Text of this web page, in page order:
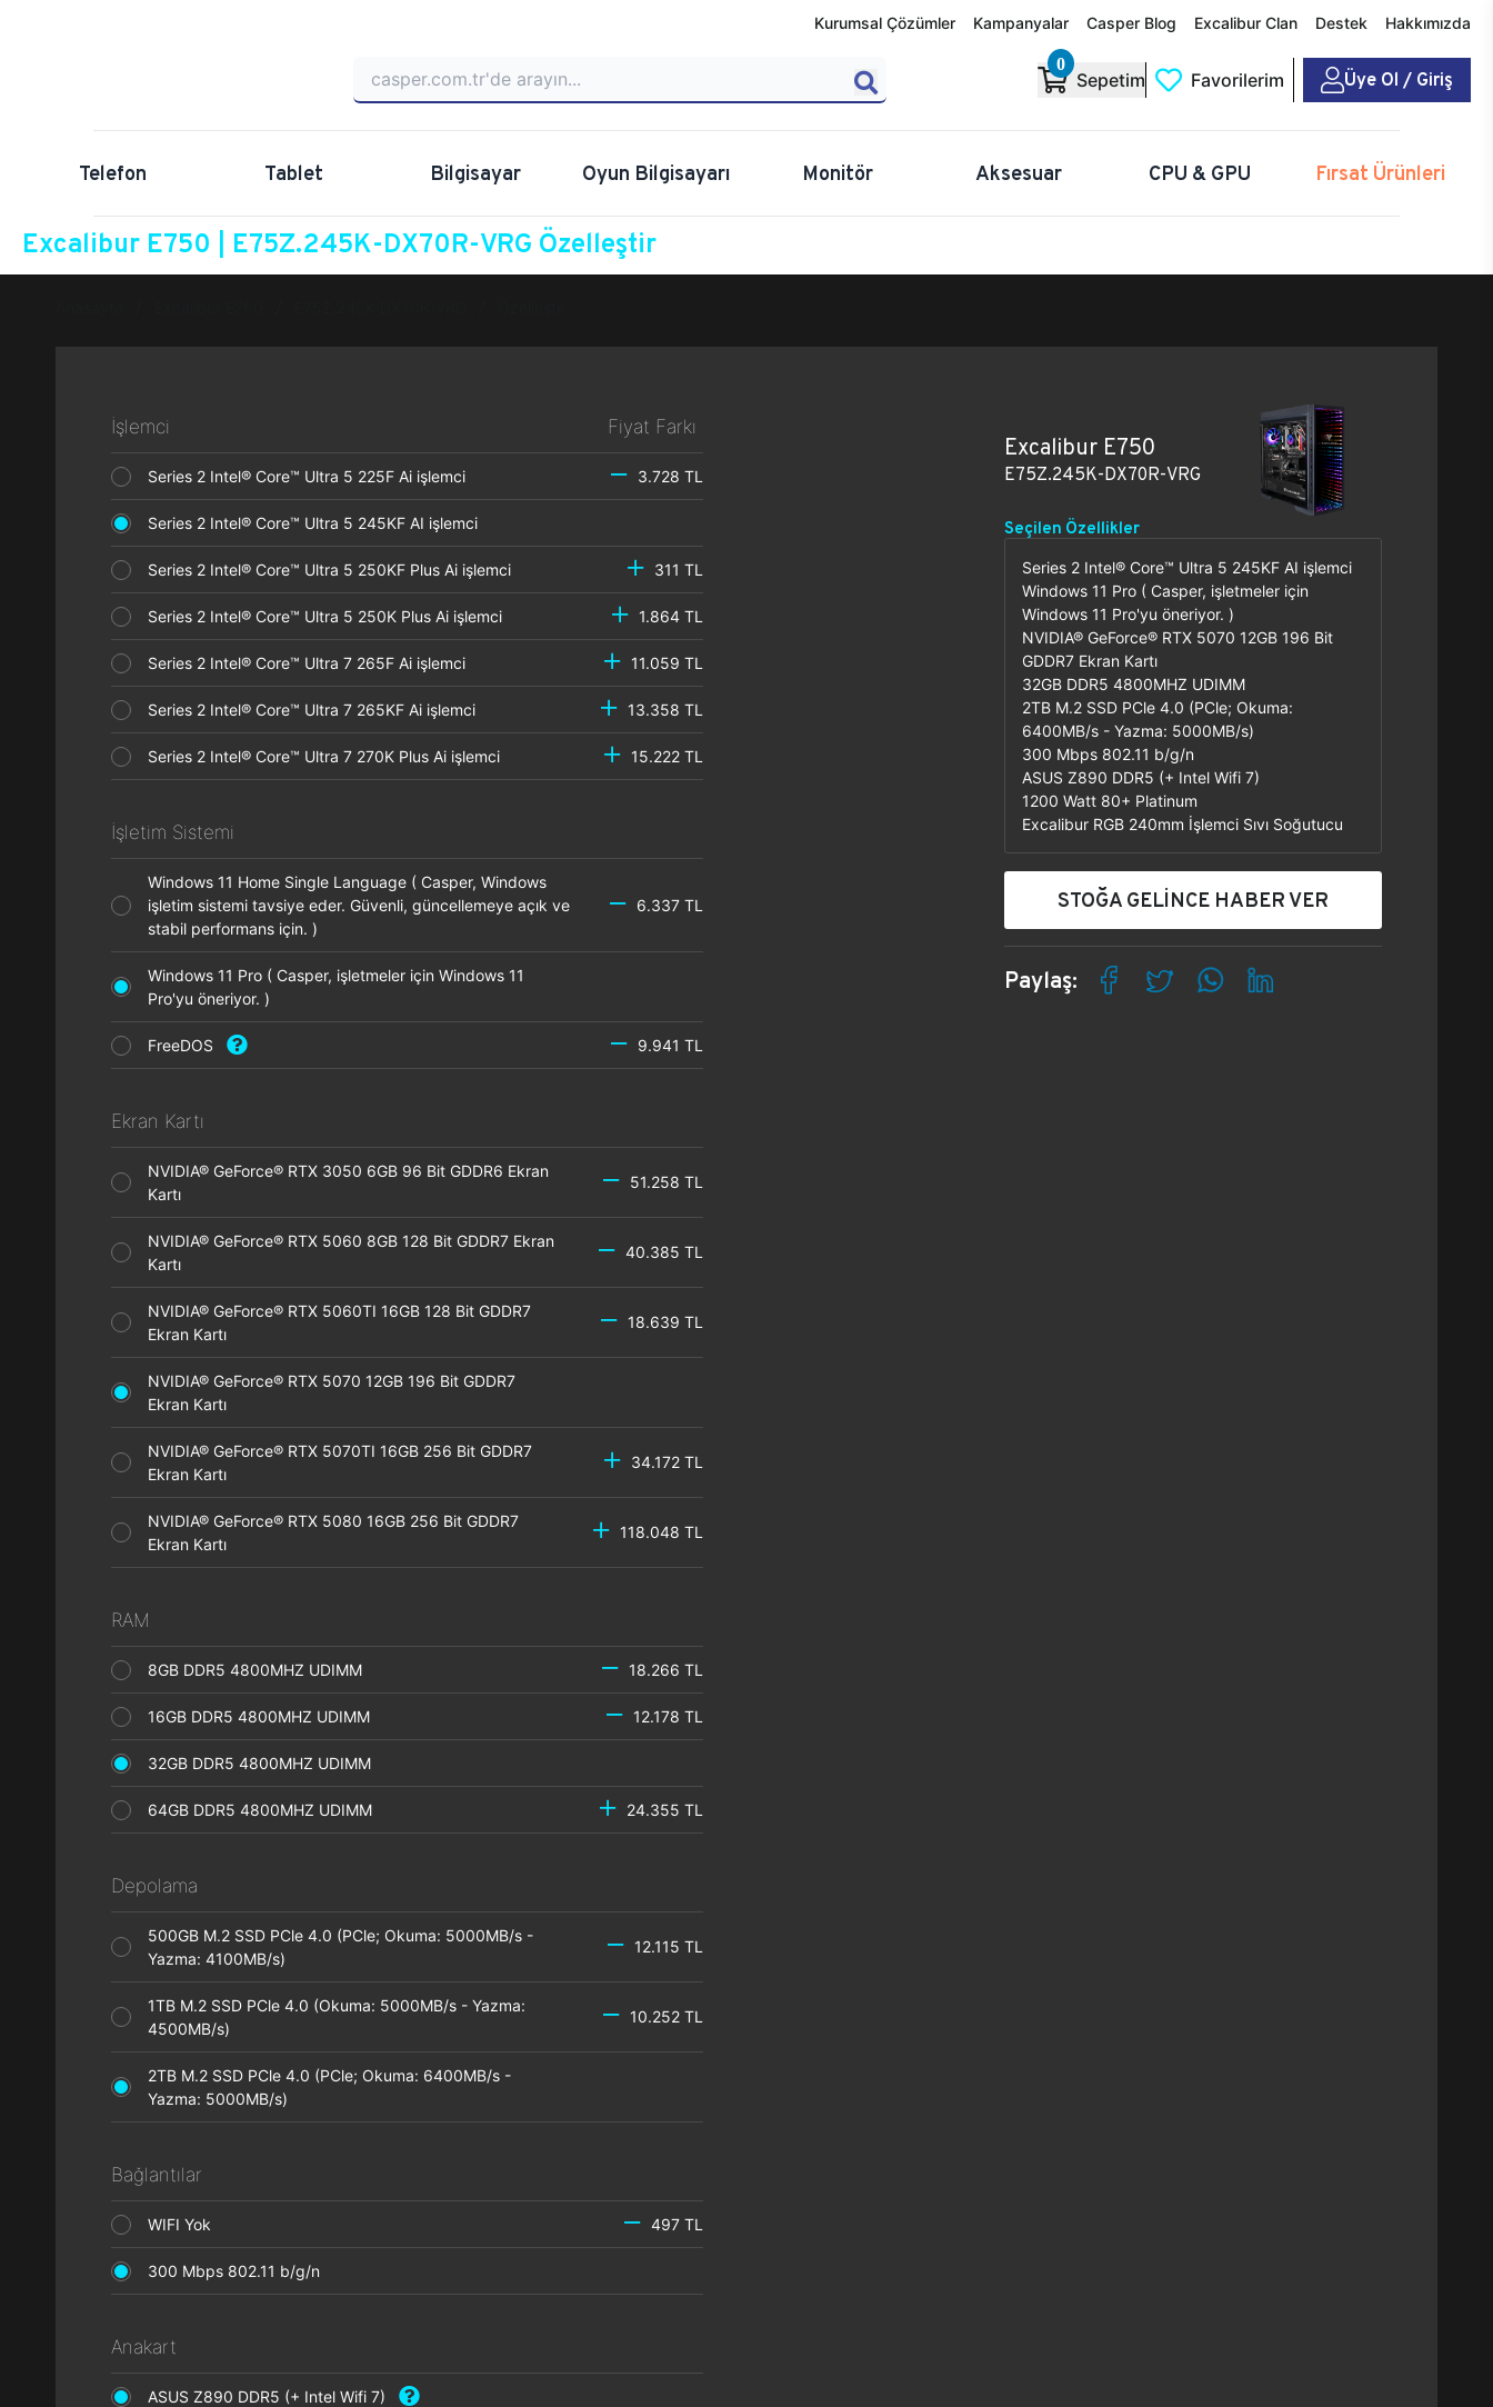
Kurumsal Çözümler Kampanyalar Casper Blog Excalibur Clan Destek Hakkımızda
0
Sepetim Favorilerim Üye Ol / Giriş
Telefon Tablet Bilgisayar Oyun Bilgisayarı Monitör Aksesuar CPU & GPU Fırsat Ürünleri
Excalibur E750 | E75Z.245K-DX70R-VRG Özelleştir
İşlemci Fiyat Farkı
Series 2 Intel® Core™ Ultra 5 225F Ai işlemci 3.728 TL
Series 2 Intel® Core™ Ultra 5 245KF AI işlemci
Series 2 Intel® Core™ Ultra 5 250KF Plus Ai işlemci 311 TL
Series 2 Intel® Core™ Ultra 5 250K Plus Ai işlemci 1.864 TL
Series 2 Intel® Core™ Ultra 7 265F Ai işlemci 11.059 TL
Series 2 Intel® Core™ Ultra 7 265KF Ai işlemci 13.358 TL
Series 2 Intel® Core™ Ultra 7 270K Plus Ai işlemci 15.222 TL
İşletim Sistemi
Windows 11 Home Single Language ( Casper, Windows
işletim sistemi tavsiye eder. Güvenli, güncellemeye açık ve
stabil performans için. )
6.337 TL
Windows 11 Pro ( Casper, işletmeler için Windows 11
Pro'yu öneriyor. )
FreeDOS 9.941 TL
Ekran Kartı
NVIDIA® GeForce® RTX 3050 6GB 96 Bit GDDR6 Ekran
Kartı
51.258 TL
NVIDIA® GeForce® RTX 5060 8GB 128 Bit GDDR7 Ekran
Kartı
40.385 TL
NVIDIA® GeForce® RTX 5060TI 16GB 128 Bit GDDR7
Ekran Kartı
18.639 TL
NVIDIA® GeForce® RTX 5070 12GB 196 Bit GDDR7
Ekran Kartı
NVIDIA® GeForce® RTX 5070TI 16GB 256 Bit GDDR7
Ekran Kartı
34.172 TL
NVIDIA® GeForce® RTX 5080 16GB 256 Bit GDDR7
Ekran Kartı
118.048 TL
RAM
8GB DDR5 4800MHZ UDIMM 18.266 TL
16GB DDR5 4800MHZ UDIMM 12.178 TL
32GB DDR5 4800MHZ UDIMM
64GB DDR5 4800MHZ UDIMM 24.355 TL
Depolama
500GB M.2 SSD PCle 4.0 (PCle; Okuma: 5000MB/s -
Yazma: 4100MB/s)
12.115 TL
1TB M.2 SSD PCle 4.0 (Okuma: 5000MB/s - Yazma:
4500MB/s)
10.252 TL
2TB M.2 SSD PCle 4.0 (PCle; Okuma: 6400MB/s -
Yazma: 5000MB/s)
Bağlantılar
WIFI Yok 497 TL
300 Mbps 802.11 b/g/n
Anakart
ASUS Z890 DDR5 (+ Intel Wifi 7)
Excalibur E750
E75Z.245K-DX70R-VRG
Seçilen Özellikler
Series 2 Intel® Core™ Ultra 5 245KF AI işlemci
Windows 11 Pro ( Casper, işletmeler için
Windows 11 Pro'yu öneriyor. )
NVIDIA® GeForce® RTX 5070 12GB 196 Bit
GDDR7 Ekran Kartı
32GB DDR5 4800MHZ UDIMM
2TB M.2 SSD PCle 4.0 (PCle; Okuma:
6400MB/s - Yazma: 5000MB/s)
300 Mbps 802.11 b/g/n
ASUS Z890 DDR5 (+ Intel Wifi 7)
1200 Watt 80+ Platinum
Excalibur RGB 240mm İşlemci Sıvı Soğutucu
STOĞA GELİNCE HABER VER
Paylaş: